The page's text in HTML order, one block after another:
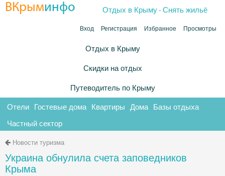
ВКрыминфо Отдых в Крыму .Снять жильё
Вход Регистрация Избранное Просмотры
Отдых в Крыму
Скидки на отдых
Путеводитель по Крыму
Отели Гостевые дома Квартиры Дома Базы отдыха
Частный сектор
Новости туризма
Украина обнулила счета заповедников
Крыма